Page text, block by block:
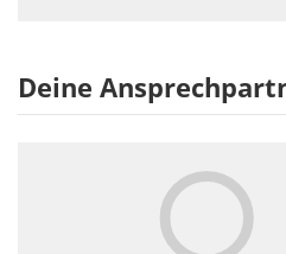
Deine